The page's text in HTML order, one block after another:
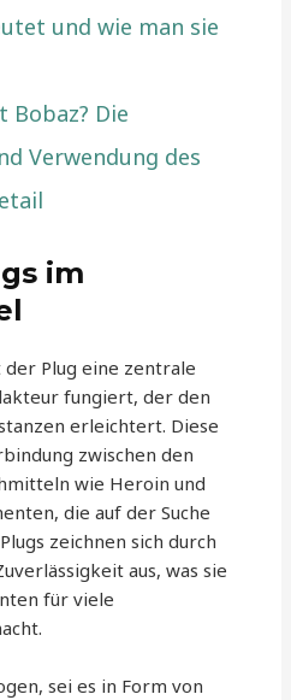
und wie man sie
Bobaz? Die
Verwendung des
im
Plug eine zentrale
fungiert, der den
erleichtert. Diese
zwischen den
wie Heroin und
die auf der Suche
zeichnen sich durch
aus, was sie
für viele
sei es in Form von